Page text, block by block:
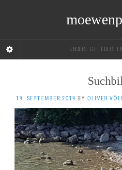
UNSERE
19. SEPTEMBER 2019 BY OLIVER